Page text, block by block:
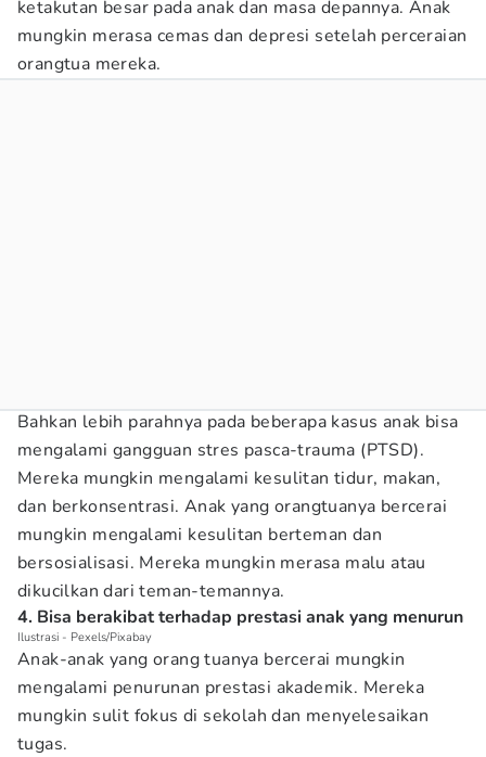
ketakutan besar pada anak dan masa depannya. Anak
mungkin merasa cemas dan depresi setelah perceraian
orangtua mereka.
Bahkan lebih parahnya pada beberapa kasus anak bisa
mengalami gangguan stres pasca-trauma (PTSD).
Mereka mungkin mengalami kesulitan tidur, makan,
dan berkonsentrasi. Anak yang orangtuanya bercerai
mungkin mengalami kesulitan berteman dan
bersosialisasi. Mereka mungkin merasa malu atau
dikucilkan dari teman-temannya.
4. Bisa berakibat terhadap prestasi anak yang menurun
Ilustrasi - Pexels/Pixabay
Anak-anak yang orang tuanya bercerai mungkin
mengalami penurunan prestasi akademik. Mereka
mungkin sulit fokus di sekolah dan menyelesaikan
tugas.